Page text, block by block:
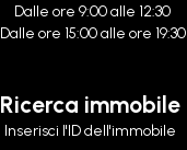
Dalle ore 9:00 alle 12:30
Dalle ore 15:00 alle ore 19:30
Ricerca immobile
Inserisci l'ID dell'immobile